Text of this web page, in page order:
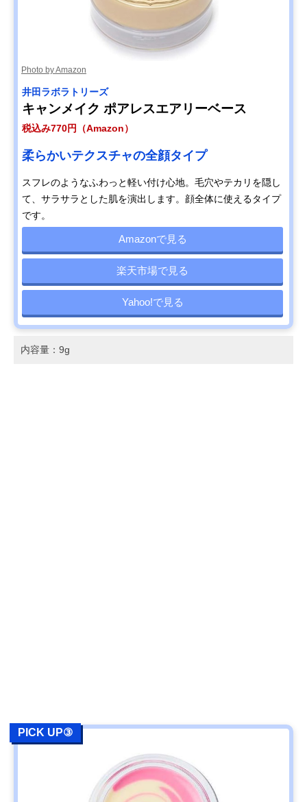
Photo by Amazon
井田ラボラトリーズ
キャンメイク ポアレスエアリーベース
税込み770円（Amazon）
柔らかいテクスチャの全顔タイプ
スフレのようなふわっと軽い付け心地。毛穴やテカリを隠し
て、サラサラとした肌を演出します。顔全体に使えるタイプ
です。
Amazonで見る
楽天市場で見る
Yahoo!で見る
内容量：9g
PICK UP③